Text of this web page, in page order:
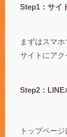
Step1：サイ
まずはスマ
サイトにアク
Step2：LINE
トップペー